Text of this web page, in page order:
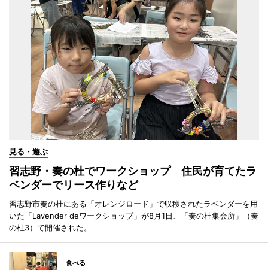
見る・遊ぶ
習志野・奏の杜でワークショップ 住民が育てたラ
ベンダーでリース作りなど
習志野市奏の杜にある「オレンジロード」で収穫されたラベンダーを用
いた「Lavender deワークショップ」が8月1日、「奏の杜集会所」（奏
の杜3）で開催された。
食べる